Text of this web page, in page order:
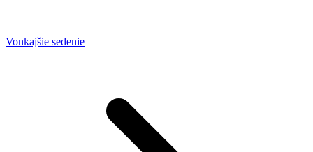
Vonkajšie sedenie